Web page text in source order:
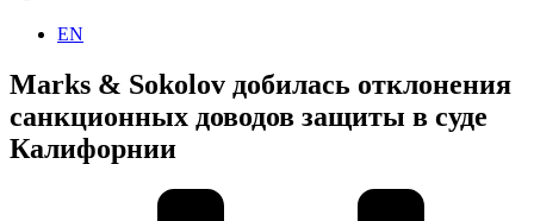
EN
Marks & Sokolov добилась отклонения
санкционных доводов защиты в суде
Калифорнии